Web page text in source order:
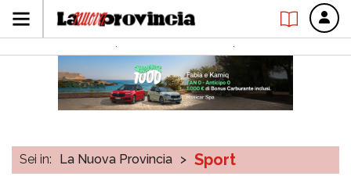
Sei in: La Nuova Provincia > Sport